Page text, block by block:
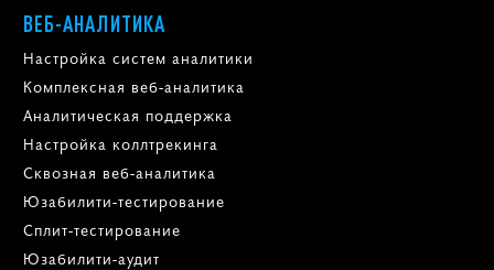
ВЕБ-АНАЛИТИКА
Настройка систем аналитики
Комплексная веб-аналитика
Аналитическая поддержка
Настройка коллтрекинга
Сквозная веб-аналитика
Юзабилити-тестирование
Сплит-тестирование
Юзабилити-аудит